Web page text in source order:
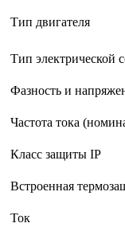
Тип двигателя
Тип электрической
Фазность и
Частота тока
Класс защиты IP
Встроенная
Ток